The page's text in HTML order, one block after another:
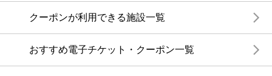
クーポンが利用できる施設一覧
おすすめ電子チケット・クーポン一覧